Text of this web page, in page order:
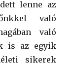
lenne az
való
való
is az egyik
sikerek